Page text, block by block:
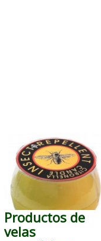
Productos de
velas